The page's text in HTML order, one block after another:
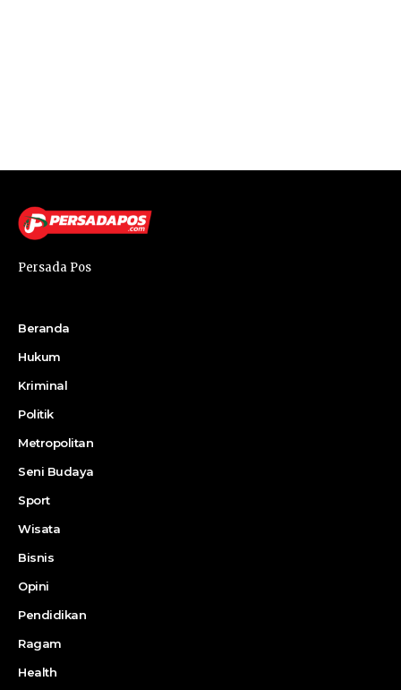
Persada Pos
Beranda
Hukum
Kriminal
Politik
Metropolitan
Seni Budaya
Sport
Wisata
Bisnis
Opini
Pendidikan
Ragam
Health